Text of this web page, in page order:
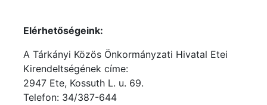
Elérhetőségeink:
A Tárkányi Közös Önkormányzati Hivatal Etei
Kirendeltségének címe:
2947 Ete, Kossuth L. u. 69.
Telefon: 34/387-644